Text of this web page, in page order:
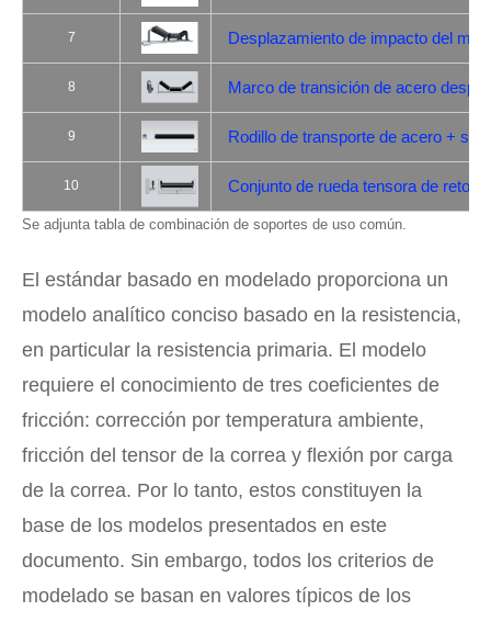
7 Desplazamiento de impacto del
8 Marco de transición de acero
9 Rodillo de transporte de acero +
10 Conjunto de rueda tensora de
Se adjunta tabla de combinación de soportes de uso común.
El estándar basado en modelado proporciona un
modelo analítico conciso basado en la resistencia,
en particular la resistencia primaria. El modelo
requiere el conocimiento de tres coeficientes de
fricción: corrección por temperatura ambiente,
fricción del tensor de la correa y flexión por carga
de la correa. Por lo tanto, estos constituyen la
base de los modelos presentados en este
documento. Sin embargo, todos los criterios de
modelado se basan en valores típicos de los